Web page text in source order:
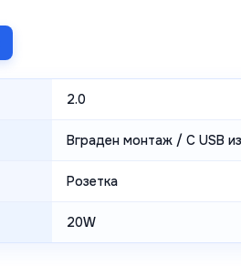
2.0
Вграден монтаж / С USB
Розетка
20W